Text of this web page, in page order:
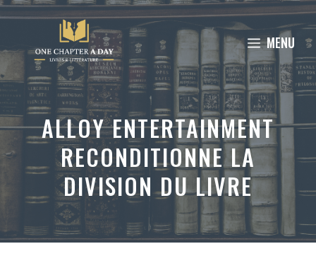
Aller
contenu
MENU
ALLOY ENTERTAINMENT
RECONDITIONNE LA
DIVISION DU LIVRE